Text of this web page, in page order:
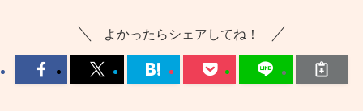
よかったらシェアしてね！